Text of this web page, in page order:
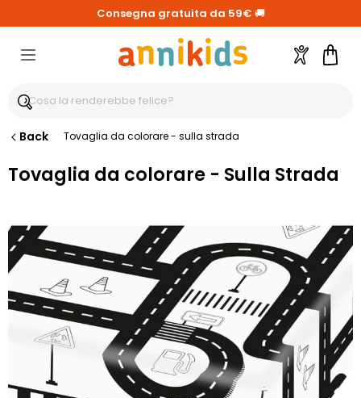
Consegna gratuita da 59€ 🚚
Account
Back Tovaglia da colorare - sulla strada
Tovaglia da colorare - Sulla Strada